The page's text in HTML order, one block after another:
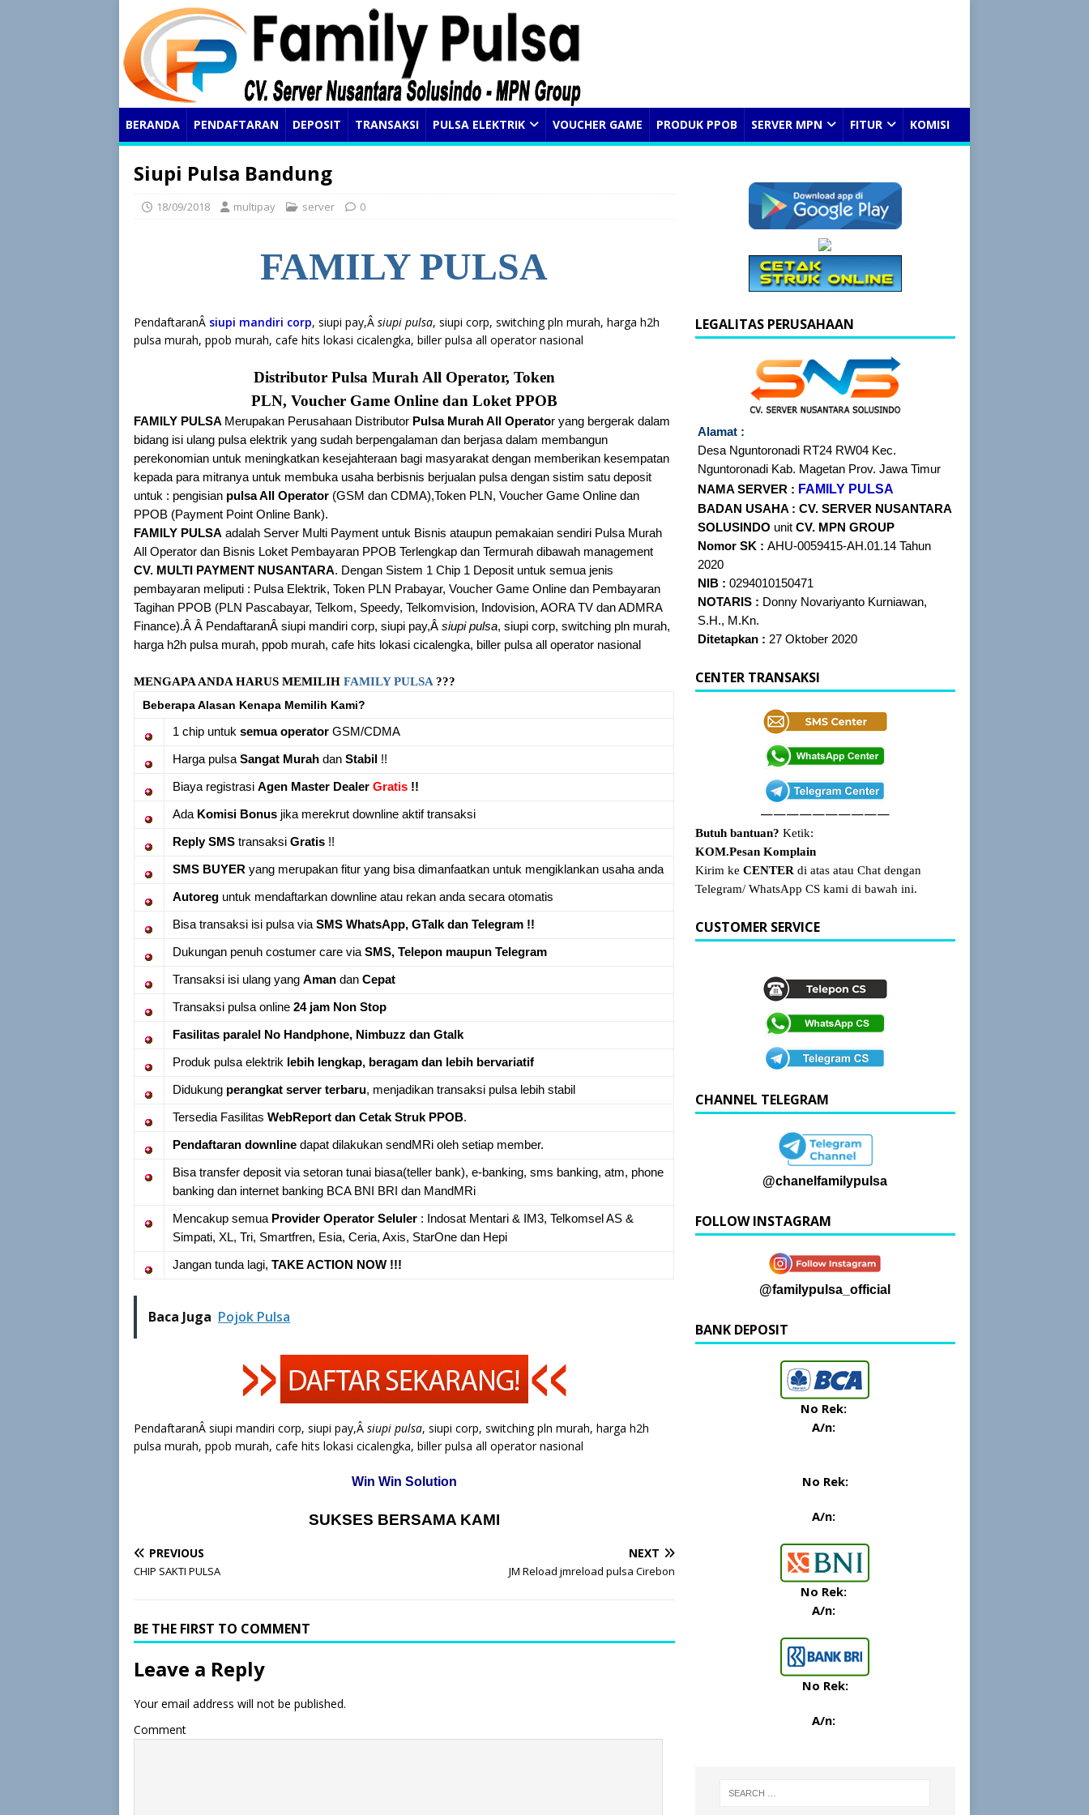
BERANDA PENDAFTARAN DEPOSIT TRANSAKSI PULSA ELEKTRIK VOUCHER GAME PRODUK PPOB SERVER MPN FITUR KOMISI
Siupi Pulsa Bandung
18/09/2018 multipay server 0
FAMILY PULSA
PendaftaranÂ siupi mandiri corp, siupi pay,Â siupi pulsa, siupi corp, switching pln murah, harga h2h
pulsa murah, ppob murah, cafe hits lokasi cicalengka, biller pulsa all operator nasional
Distributor Pulsa Murah All Operator, Token
PLN, Voucher Game Online dan Loket PPOB
FAMILY PULSA Merupakan Perusahaan Distributor Pulsa Murah All Operator yang bergerak dalam
bidang isi ulang pulsa elektrik yang sudah berpengalaman dan berjasa dalam membangun
perekonomian untuk meningkatkan kesejahteraan bagi masyarakat dengan memberikan kesempatan
kepada para mitranya untuk membuka usaha berbisnis berjualan pulsa dengan sistim satu deposit
untuk : pengisian pulsa All Operator (GSM dan CDMA),Token PLN, Voucher Game Online dan
PPOB (Payment Point Online Bank).
FAMILY PULSA adalah Server Multi Payment untuk Bisnis ataupun pemakaian sendiri Pulsa Murah
All Operator dan Bisnis Loket Pembayaran PPOB Terlengkap dan Termurah dibawah management
CV. MULTI PAYMENT NUSANTARA. Dengan Sistem 1 Chip 1 Deposit untuk semua jenis
pembayaran meliputi : Pulsa Elektrik, Token PLN Prabayar, Voucher Game Online dan Pembayaran
Tagihan PPOB (PLN Pascabayar, Telkom, Speedy, Telkomvision, Indovision, AORA TV dan ADMRA
Finance).Â Â PendaftaranÂ siupi mandiri corp, siupi pay,Â siupi pulsa, siupi corp, switching pln murah,
harga h2h pulsa murah, ppob murah, cafe hits lokasi cicalengka, biller pulsa all operator nasional
MENGAPA ANDA HARUS MEMILIH FAMILY PULSA ???
Beberapa Alasan Kenapa Memilih Kami?
1 chip untuk semua operator GSM/CDMA
Harga pulsa Sangat Murah dan Stabil !!
Biaya registrasi Agen Master Dealer Gratis !!
Ada Komisi Bonus jika merekrut downline aktif transaksi
Reply SMS transaksi Gratis !!
SMS BUYER yang merupakan fitur yang bisa dimanfaatkan untuk mengiklankan usaha anda
Autoreg untuk mendaftarkan downline atau rekan anda secara otomatis
Bisa transaksi isi pulsa via SMS WhatsApp, GTalk dan Telegram !!
Dukungan penuh costumer care via SMS, Telepon maupun Telegram
Transaksi isi ulang yang Aman dan Cepat
Transaksi pulsa online 24 jam Non Stop
Fasilitas paralel No Handphone, Nimbuzz dan Gtalk
Produk pulsa elektrik lebih lengkap, beragam dan lebih bervariatif
Didukung perangkat server terbaru, menjadikan transaksi pulsa lebih stabil
Tersedia Fasilitas WebReport dan Cetak Struk PPOB.
Pendaftaran downline dapat dilakukan sendMRi oleh setiap member.
Bisa transfer deposit via setoran tunai biasa(teller bank), e-banking, sms banking, atm, phone
banking dan internet banking BCA BNI BRI dan MandMRi
Mencakup semua Provider Operator Seluler : Indosat Mentari & IM3, Telkomsel AS &
Simpati, XL, Tri, Smartfren, Esia, Ceria, Axis, StarOne dan Hepi
Jangan tunda lagi, TAKE ACTION NOW !!!
Baca Juga Pojok Pulsa
PendaftaranÂ siupi mandiri corp, siupi pay,Â siupi pulsa, siupi corp, switching pln murah, harga h2h
pulsa murah, ppob murah, cafe hits lokasi cicalengka, biller pulsa all operator nasional
Win Win Solution
SUKSES BERSAMA KAMI
PREVIOUS
CHIP SAKTI PULSA
NEXT
JM Reload jmreload pulsa Cirebon
BE THE FIRST TO COMMENT
Leave a Reply
Your email address will not be published.
Comment
LEGALITAS PERUSAHAAN
Alamat :
Desa Nguntoronadi RT24 RW04 Kec.
Nguntoronadi Kab. Magetan Prov. Jawa Timur
NAMA SERVER : FAMILY PULSA
BADAN USAHA : CV. SERVER NUSANTARA
SOLUSINDO unit CV. MPN GROUP
Nomor SK : AHU-0059415-AH.01.14 Tahun
2020
NIB : 0294010150471
NOTARIS : Donny Novariyanto Kurniawan,
S.H., M.Kn.
Ditetapkan : 27 Oktober 2020
CENTER TRANSAKSI
——————————
Butuh bantuan? Ketik:
KOM.Pesan Komplain
Kirim ke CENTER di atas atau Chat dengan
Telegram/ WhatsApp CS kami di bawah ini.
CUSTOMER SERVICE
CHANNEL TELEGRAM
@chanelfamilypulsa
FOLLOW INSTAGRAM
@familypulsa_official
BANK DEPOSIT
No Rek:
A/n:
No Rek:
A/n:
No Rek:
A/n:
No Rek:
A/n: